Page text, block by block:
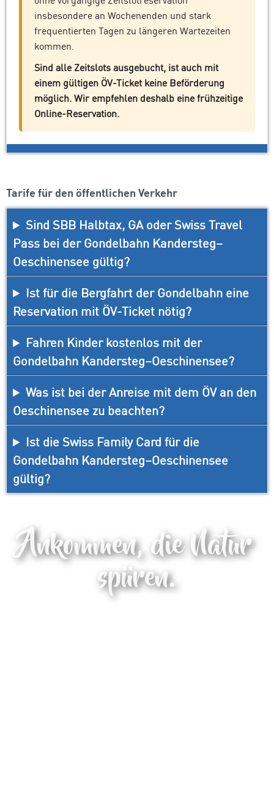
insbesondere an Wochenenden und stark
frequentierten Tagen zu längeren Wartezeiten
kommen.
Sind alle Zeitslots ausgebucht, ist auch mit
einem gültigen ÖV-Ticket keine Beförderung
möglich. Wir empfehlen deshalb eine frühzeitige
Online-Reservation.
Tarife für den öffentlichen Verkehr
Sind SBB Halbtax, GA oder Swiss Travel
Pass bei der Gondelbahn Kandersteg–
Oeschinensee gültig?
Ist für die Bergfahrt der Gondelbahn eine
Reservation mit ÖV-Ticket nötig?
Fahren Kinder kostenlos mit der
Gondelbahn Kandersteg–Oeschinensee?
Was ist bei der Anreise mit dem ÖV an den
Oeschinensee zu beachten?
Ist die Swiss Family Card für die
Gondelbahn Kandersteg–Oeschinensee
gültig?
Ankommen, die Natur
spüren.